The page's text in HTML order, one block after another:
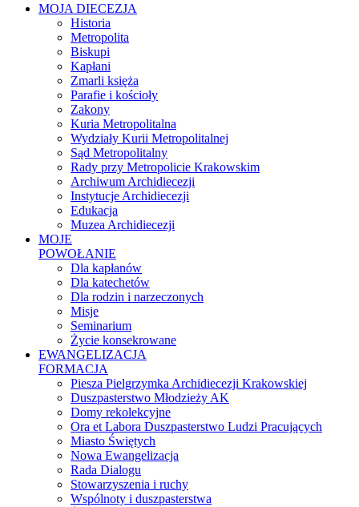
MOJA DIECEZJA
Historia
Metropolita
Biskupi
Kapłani
Zmarli księża
Parafie i kościoły
Zakony
Kuria Metropolitalna
Wydziały Kurii Metropolitalnej
Sąd Metropolitalny
Rady przy Metropolicie Krakowskim
Archiwum Archidiecezji
Instytucje Archidiecezji
Edukacja
Muzea Archidiecezji
MOJE
POWOŁANIE
Dla kapłanów
Dla katechetów
Dla rodzin i narzeczonych
Misje
Seminarium
Życie konsekrowane
EWANGELIZACJA
FORMACJA
Piesza Pielgrzymka Archidiecezji Krakowskiej
Duszpasterstwo Młodzieży AK
Domy rekolekcyjne
Ora et Labora Duszpasterstwo Ludzi Pracujących
Miasto Świętych
Nowa Ewangelizacja
Rada Dialogu
Stowarzyszenia i ruchy
Wspólnoty i duszpasterstwa